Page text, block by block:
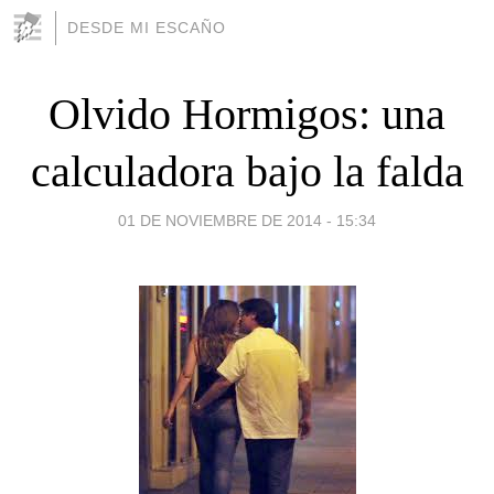
DESDE MI ESCAÑO
Olvido Hormigos: una
calculadora bajo la falda
01 DE NOVIEMBRE DE 2014 - 15:34